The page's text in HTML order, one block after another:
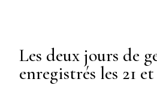
Les deux jours de
enregistrés les 21